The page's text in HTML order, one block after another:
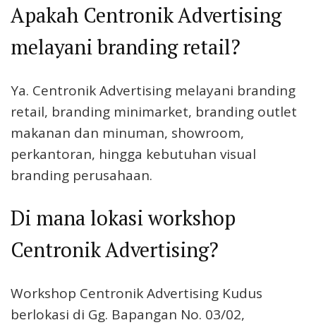
Apakah Centronik Advertising
melayani branding retail?
Ya. Centronik Advertising melayani branding
retail, branding minimarket, branding outlet
makanan dan minuman, showroom,
perkantoran, hingga kebutuhan visual
branding perusahaan.
Di mana lokasi workshop
Centronik Advertising?
Workshop Centronik Advertising Kudus
berlokasi di Gg. Bapangan No. 03/02,